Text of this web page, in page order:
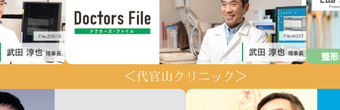
＜代官山クリニック＞